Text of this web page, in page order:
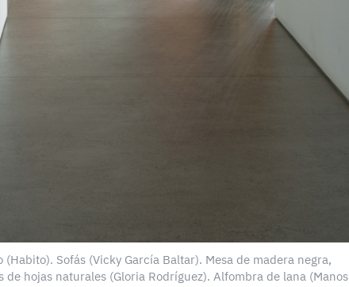
(Habito). Sofás (Vicky García Baltar). Mesa de madera negra,
de hojas naturales (Gloria Rodríguez). Alfombra de lana (Manos